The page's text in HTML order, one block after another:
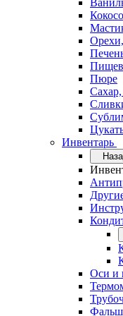
Пюре
Инвентарь
Оси и
Фальш